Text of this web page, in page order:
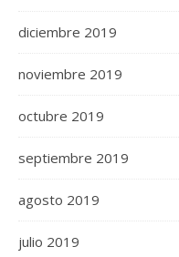
diciembre 2019
noviembre 2019
octubre 2019
septiembre 2019
agosto 2019
julio 2019